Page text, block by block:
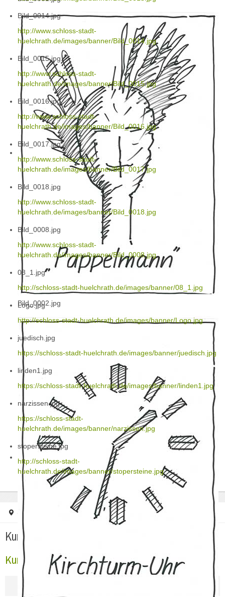
Bild_0002.jpg
Bild_0014.jpg
http://www.schloss-stadt-
huelchrath.de/images/banner/Bild_0014.jpg
Bild_0015.jpg
http://www.schloss-stadt-
huelchrath.de/images/banner/Bild_0015.jpg
Bild_0016.jpg
http://www.schloss-stadt-
huelchrath.de/images/banner/Bild_0016.jpg
Bild_0017.jpg
http://www.schloss-stadt-
huelchrath.de/images/banner/Bild_0017.jpg
Bild_0018.jpg
http://www.schloss-stadt-
huelchrath.de/images/banner/Bild_0018.jpg
Bild_0008.jpg
http://www.schloss-stadt-
huelchrath.de/images/banner/Bild_0008.jpg
08_1.jpg
http://schloss-stadt-huelchrath.de/images/banner/08_1.jpg
Logo.jpg
http://schloss-stadt-huelchrath.de/images/banner/Logo.jpg
juedisch.jpg
https://schloss-stadt-huelchrath.de/images/banner/juedisch.jpg
linden1.jpg
https://schloss-stadt-huelchrath.de/images/banner/linden1.jpg
narzissen.jpg
https://schloss-stadt-
huelchrath.de/images/banner/narzissen.jpg
stopersteine.jpg
http://schloss-stadt-
huelchrath.de/images/banner/stopersteine.jpg
Startseite Kurfürstliches Beamtenhaus (13)
Kurfürstliches Beamtenhaus (13)
Kurfürstliches Beamtenhaus (13)